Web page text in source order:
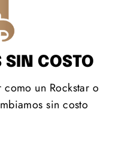
SIN COSTO
un Rockstar o
sin costo